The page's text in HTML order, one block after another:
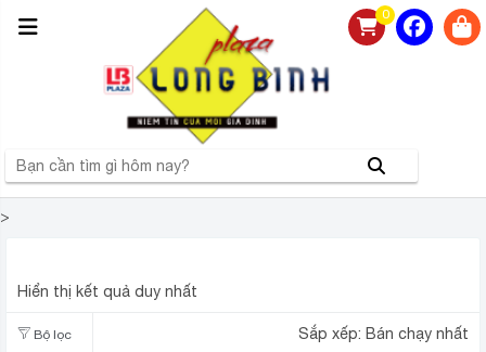
0
>
Hiển thị kết quả duy nhất
Bộ lọc Sắp xếp: Bán chạy nhất